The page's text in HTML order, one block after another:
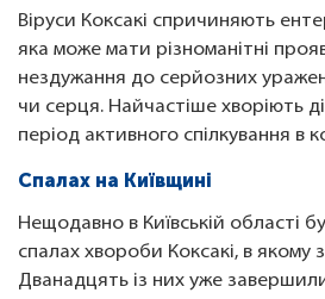
Віруси Коксакі спричиняють
яка може мати різноманітні
нездужання до серйозних
чи серця. Найчастіше хворіють
період активного спілкування в
Спалах на Київщині
Нещодавно в Київській області
спалах хвороби Коксакі, в якому
Дванадцять із них уже